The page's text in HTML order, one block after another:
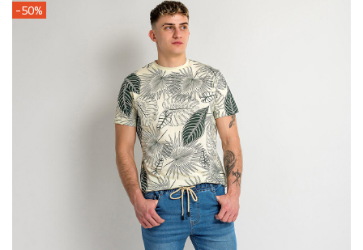
-50%